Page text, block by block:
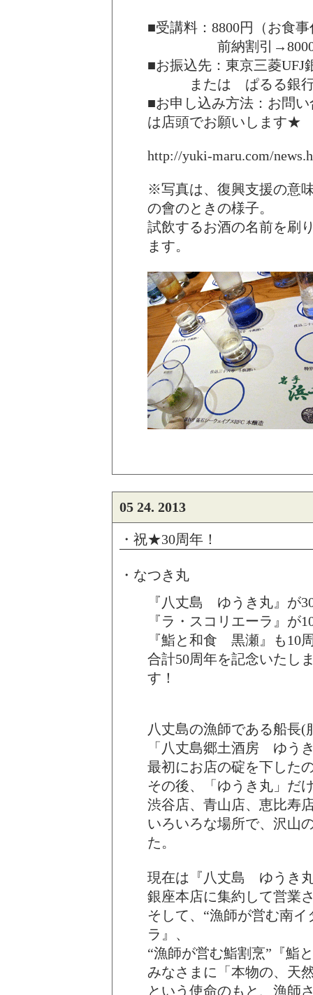
■受講料：8800円（お食
前納割引→8000
■お振込先：東京三菱
または ぱるる銀行
■お申し込み方法：お問
は店頭でお願いします★
http://yuki-maru.com/
※写真は、復興支援の意
の會のときの様子。
試飲するお酒の名前を刷
ます。
05 24. 2013
・祝★30周年！
・なつき丸
『八丈島 ゆうき丸』が
『ラ・スコリエーラ』が
『鮨と和食 黒瀬』も10
合計50周年を記念いたし
す！
八丈島の漁師である船長(
「八丈島郷土酒房 ゆう
最初にお店の碇を下した
その後、「ゆうき丸」だ
渋谷店、青山店、恵比寿
いろいろな場所で、沢山
た。
現在は『八丈島 ゆうき
銀座本店に集約して営業
そして、“漁師が営む南
ラ』、
“漁師が営む鮨割烹”『鮨
みなさまに「本物の、天
という使命のもと、漁師